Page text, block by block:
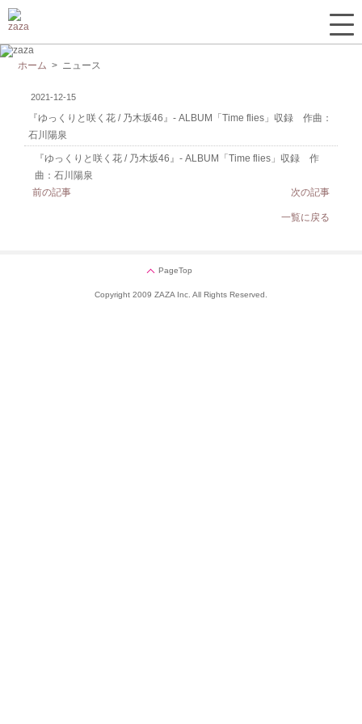
ホーム > ニュース
2021-12-15
『ゆっくりと咲く花 / 乃木坂46』- ALBUM「Time flies」収録 作曲：
石川陽泉
『ゆっくりと咲く花 / 乃木坂46』- ALBUM「Time flies」収録 作
曲：石川陽泉
前の記事
次の記事
一覧に戻る
PageTop
Copyright 2009 ZAZA Inc. All Rights Reserved.